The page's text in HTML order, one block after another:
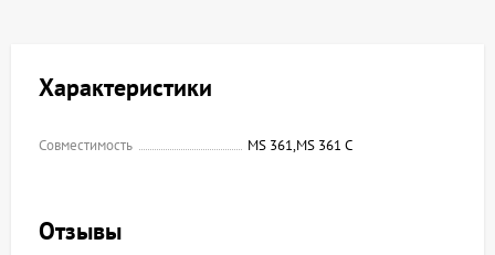
Характеристики
Совместимость MS 361,MS 361 C
Отзывы